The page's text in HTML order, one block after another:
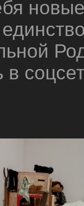
в